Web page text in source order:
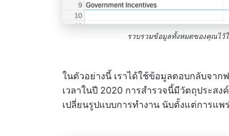
รวบรวมข้อมูลทั้งหมดของคุณไว้
ในตัวอย่างนี้ เราได้ใช้ข้อมูลตอบกลับจา
เวลาในปี 2020 การสำรวจนี้มีวัตถุประส
เปลี่ยนรูปแบบการทำงาน นับตั้งแต่การแพ